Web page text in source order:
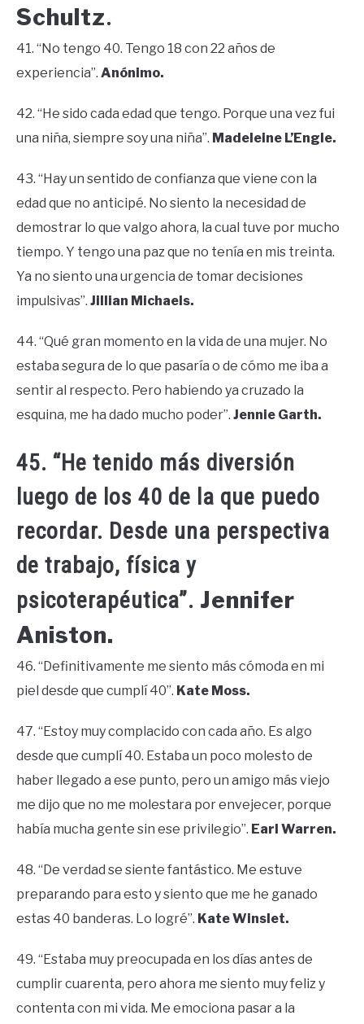
Schultz.
41. “No tengo 40. Tengo 18 con 22 años de
experiencia”. Anónimo.
42. “He sido cada edad que tengo. Porque una vez fui
una niña, siempre soy una niña”. Madeleine L’Engle.
43. “Hay un sentido de confianza que viene con la
edad que no anticipé. No siento la necesidad de
demostrar lo que valgo ahora, la cual tuve por mucho
tiempo. Y tengo una paz que no tenía en mis treinta.
Ya no siento una urgencia de tomar decisiones
impulsivas”. Jillian Michaels.
44. “Qué gran momento en la vida de una mujer. No
estaba segura de lo que pasaría o de cómo me iba a
sentir al respecto. Pero habiendo ya cruzado la
esquina, me ha dado mucho poder”. Jennie Garth.
45. “He tenido más diversión
luego de los 40 de la que puedo
recordar. Desde una perspectiva
de trabajo, física y
psicoterapéutica”. Jennifer
Aniston.
46. “Definitivamente me siento más cómoda en mi
piel desde que cumplí 40”. Kate Moss.
47. “Estoy muy complacido con cada año. Es algo
desde que cumplí 40. Estaba un poco molesto de
haber llegado a ese punto, pero un amigo más viejo
me dijo que no me molestara por envejecer, porque
había mucha gente sin ese privilegio”. Earl Warren.
48. “De verdad se siente fantástico. Me estuve
preparando para esto y siento que me he ganado
estas 40 banderas. Lo logré”. Kate Winslet.
49. “Estaba muy preocupada en los días antes de
cumplir cuarenta, pero ahora me siento muy feliz y
contenta con mi vida. Me emociona pasar a la